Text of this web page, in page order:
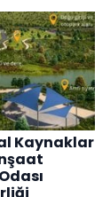
Kaynaklar